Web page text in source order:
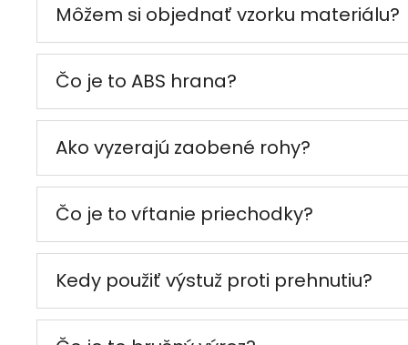
Môžem si objednať vzorku materiálu?
Čo je to ABS hrana?
Ako vyzerajú zaobené rohy?
Čo je to vŕtanie priechodky?
Kedy použiť výstuž proti prehnutiu?